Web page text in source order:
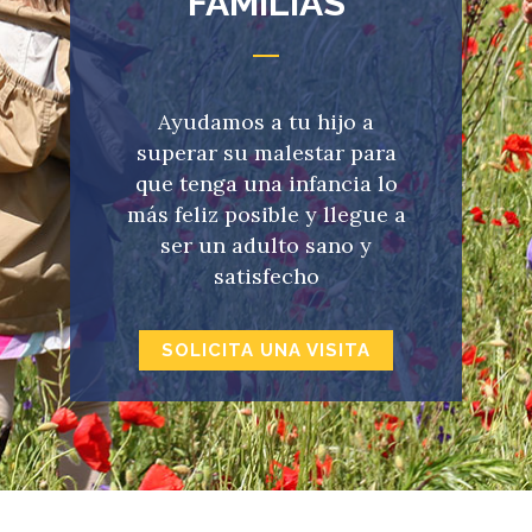
Ayudamos a tu hijo a
superar su malestar para
que tenga una infancia lo
más feliz posible y llegue a
ser un adulto sano y
satisfecho
SOLICITA UNA VISITA